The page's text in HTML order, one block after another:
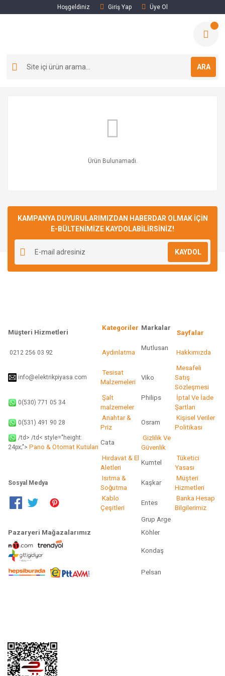
Hoşgeldiniz Giriş Yap Üye Ol
ARA
Ürün Bulunamadı.
KAMPANYA DUYURULARIMIZDAN HABERDAR OLMAK İÇİN
E-BÜLTENİMİZE KAYDOLABİLİRSİNİZ!
KAYDOL
Müşteri Hizmetleri
Kategoriler Markalar
Sayfalar
0212 256 03 92 Aydınlatma
Mutlusan
Hakkımızda
info@elektrikpiyasa.com
Tesisat
Malzemeleri
Viko
Mesafeli
Satış
Sözleşmesi
0(530) 771 05 34
Şalt
malzemeler
Philips
İptal Ve İade
Şartları
0(531) 491 90 28
Anahtar &
Priz
Osram
Kişisel Veriler
Politikası
/td> /td< style="height:
24px;"> Pano & Otomat Kutuları
Cata
Gizlilik Ve
Güvenlik
Hırdavat & El
Aletleri
Kumtel
Tüketici
Yasası
Sosyal Medya
Isıtma &
Soğutma
Kaşkar
Müşteri
Hizmetleri
Kablo
Çeşitleri
Entes
Banka Hesap
Bilgilerimiz
Grup Arge
Pazaryeri Mağazalarımız
Köhler
Kondaş
Pelsan